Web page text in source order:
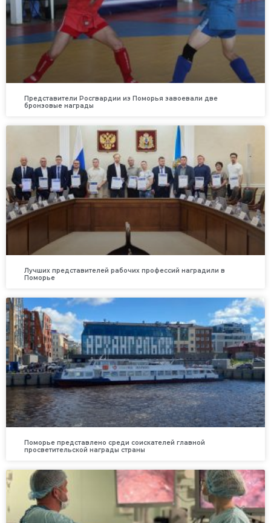
Представители Росгвардии из Поморья завоевали две
бронзовые награды
Лучших представителей рабочих профессий наградили в
Поморье
Поморье представлено среди соискателей главной
просветительской награды страны